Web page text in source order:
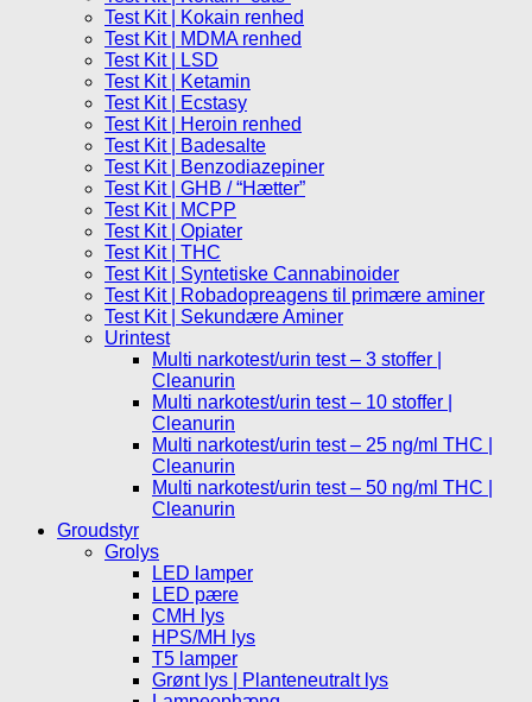
Test Kit | Kokain renhed
Test Kit | MDMA renhed
Test Kit | LSD
Test Kit | Ketamin
Test Kit | Ecstasy
Test Kit | Heroin renhed
Test Kit | Badesalte
Test Kit | Benzodiazepiner
Test Kit | GHB / “Hætter”
Test Kit | MCPP
Test Kit | Opiater
Test Kit | THC
Test Kit | Syntetiske Cannabinoider
Test Kit | Robadopreagens til primære aminer
Test Kit | Sekundære Aminer
Urintest
Multi narkotest/urin test – 3 stoffer |
Cleanurin
Multi narkotest/urin test – 10 stoffer |
Cleanurin
Multi narkotest/urin test – 25 ng/ml THC |
Cleanurin
Multi narkotest/urin test – 50 ng/ml THC |
Cleanurin
Groudstyr
Grolys
LED lamper
LED pære
CMH lys
HPS/MH lys
T5 lamper
Grønt lys | Planteneutralt lys